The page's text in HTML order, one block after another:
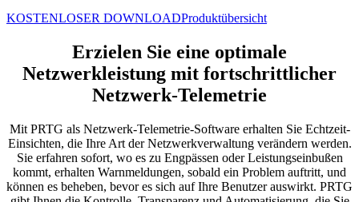
KOSTENLOSER DOWNLOADProduktübersicht
Erzielen Sie eine optimale
Netzwerkleistung mit fortschrittlicher
Netzwerk-Telemetrie
Mit PRTG als Netzwerk-Telemetrie-Software erhalten Sie Echtzeit-
Einsichten, die Ihre Art der Netzwerkverwaltung verändern werden.
Sie erfahren sofort, wo es zu Engpässen oder Leistungseinbußen
kommt, erhalten Warnmeldungen, sobald ein Problem auftritt, und
können es beheben, bevor es sich auf Ihre Benutzer auswirkt. PRTG